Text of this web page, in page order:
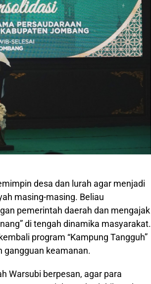
desa dan lurah agar menjadi
masing-masing. Beliau
pemerintah daerah dan mengajak
di tengah dinamika masyarakat.
program “Kampung Tangguh”
gangguan keamanan.
Warsubi berpesan, agar para